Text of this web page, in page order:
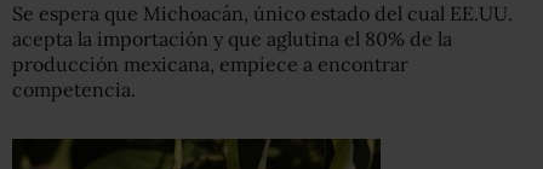
Se espera que Michoacán, único estado del cual EE.UU.
acepta la importación y que aglutina el 80% de la
producción mexicana, empiece a encontrar
competencia.